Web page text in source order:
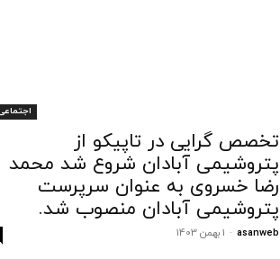
تخصص گرایی در تاپیکو از
پتروشیمی آبادان شروع شد محمد
رضا خسروی به عنوان سرپرست
پتروشیمی آبادان منصوب شد.
asanweb
- 1 بهمن 1403